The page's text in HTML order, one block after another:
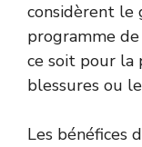
considèrent le
programme de
ce soit pour la
blessures ou
Les bénéfices